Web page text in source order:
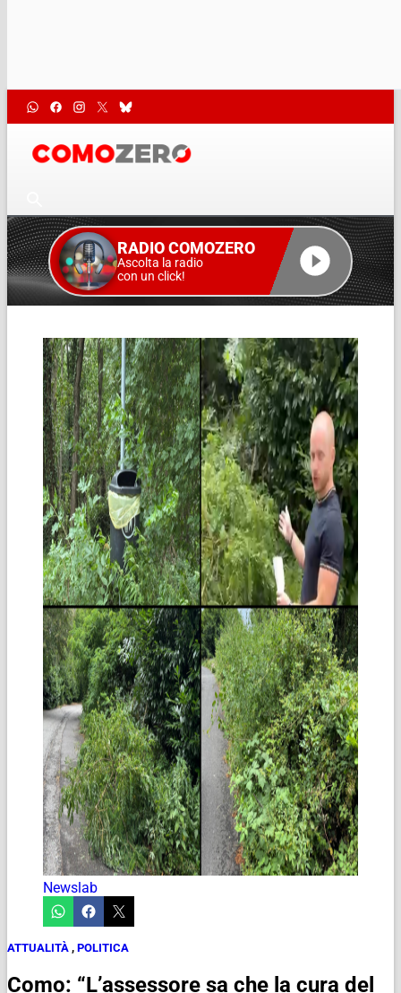
RADIO COMOZERO
Ascolta la radio
con un click!
Newslab
ATTUALITÀ , POLITICA
Como: “L’assessore sa che la cura del